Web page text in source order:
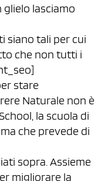
lasciamo
siano tali per cui
che non tutti i
stare
Naturale non è
la scuola di
che prevede di
sopra. Assieme
migliorare la